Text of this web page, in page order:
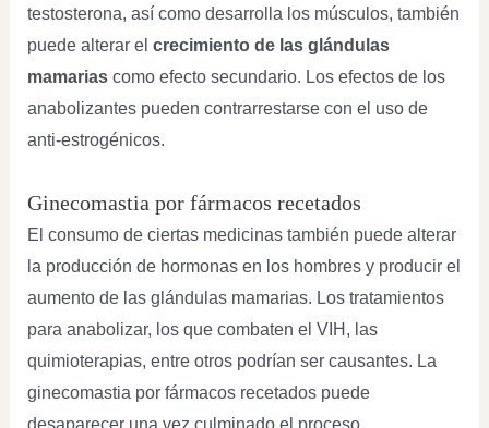
testosterona, así como desarrolla los músculos, también
puede alterar el crecimiento de las glándulas
mamariascomo efecto secundario. Los efectos de los
anabolizantes pueden contrarrestarse con el uso de
anti-estrogénicos.
Ginecomastia por fármacos recetados
El consumo de ciertas medicinas también puede alterar
la producción de hormonas en los hombres y producir el
aumento de las glándulas mamarias. Los tratamientos
para anabolizar, los que combaten el VIH, las
quimioterapias, entre otros podrían ser causantes. La
ginecomastia por fármacos recetados puede
desaparecer una vez culminado el proceso.